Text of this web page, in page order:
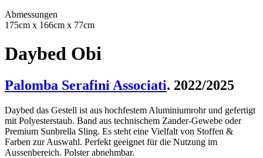
Abmessungen
175cm x 166cm x 77cm
Daybed Obi
Palomba Serafini Associati. 2022/2025
Daybed das Gestell ist aus hochfestem Aluminiumrohr und gefertigt
mit Polyesterstaub. Band aus technischem Zander-Gewebe oder
Premium Sunbrella Sling. Es steht eine Vielfalt von Stoffen &
Farben zur Auswahl. Perfekt geeignet für die Nutzung im
Aussenbereich. Polster abnehmbar.